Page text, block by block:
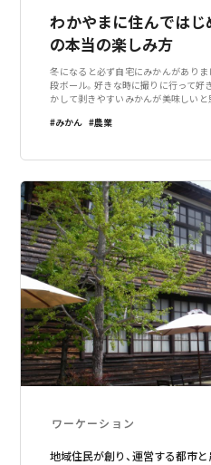
わかやまに住んではじ
の本当の楽しみ方
冬になると必ず自宅にみかんがあり
段ボール。好きな時に撮りに行って好
かして剥きやすいみかんが美味しいと思
に住んでからわかったみかん
みかん 農業
ワーケーション
地域住民が創り、運営する都市